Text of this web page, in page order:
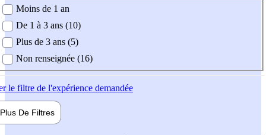
demandée
Moins de 1 an
De 1 à 3 ans (10)
Plus de 3 ans (5)
Non renseignée (16)
le filtre de l'expérience demandée
Plus De Filtres